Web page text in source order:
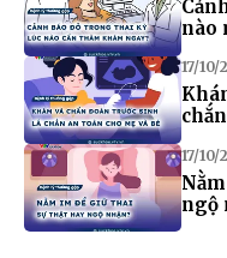
nào
17/10/
17/10/
ngộ